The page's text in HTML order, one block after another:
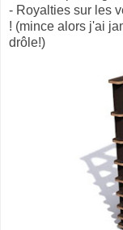
- Royalties sur les
! (mince alors j'ai
drôle!)